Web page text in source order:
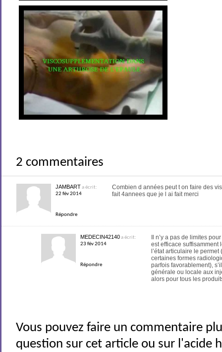
2 commentaires
JAMBARTa écrit:
22 fév 2014
Répondre
Combien d années peut t on faire des
fait 4annees que je l ai fait merci
MEDECIN42140a écrit:
23 fév 2014
Répondre
Il n’y a pas de limites
est efficace suffisamment
l’état articulaire le
certaines formes
parfois favorablement),
générale ou locale aux
alors pour tous les
Vous pouvez faire un commentaire
question sur cet article ou sur l'acide